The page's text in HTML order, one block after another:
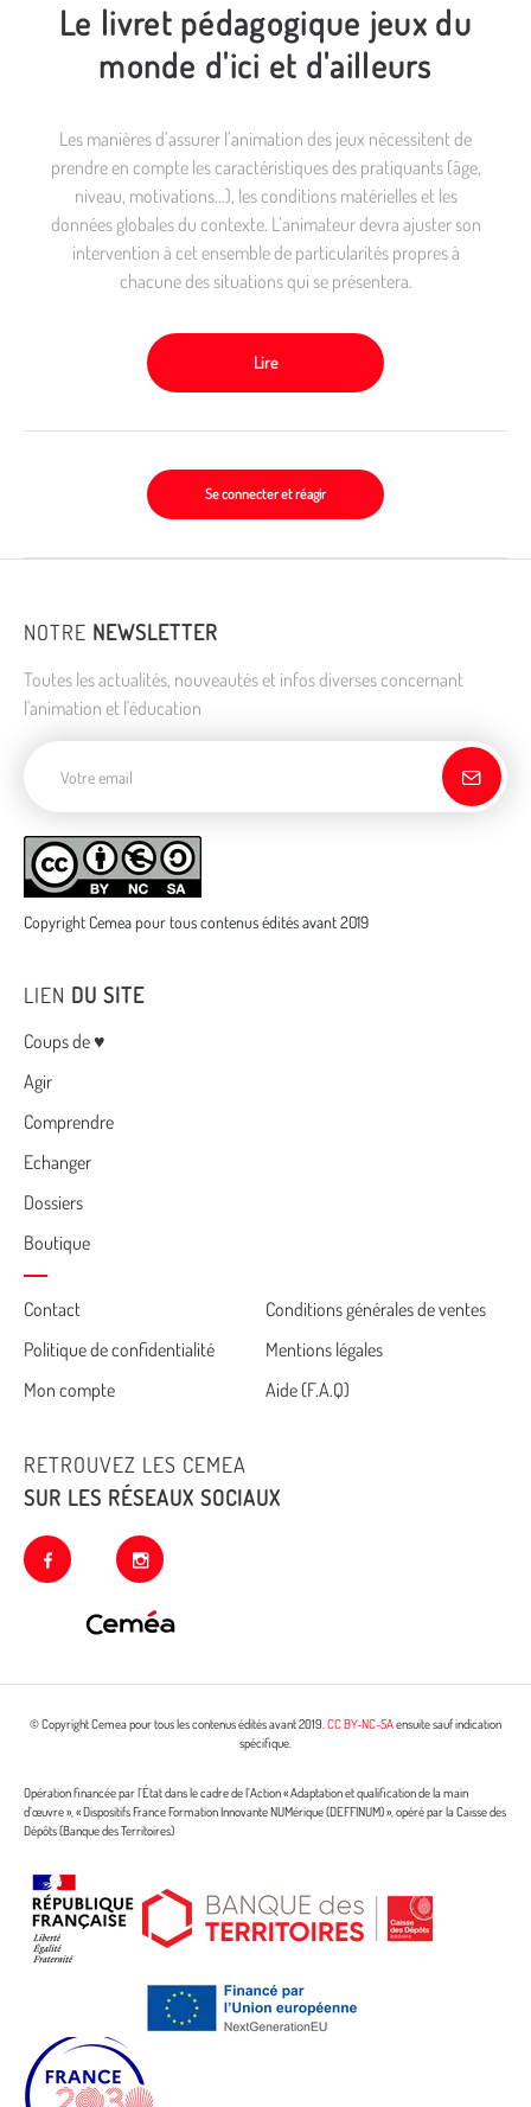
Le livret pédagogique jeux du
monde d'ici et d'ailleurs
Les manières d’assurer l’animation des jeux nécessitent de
prendre en compte les caractéristiques des pratiquants (âge,
niveau, motivations…), les conditions matérielles et les
données globales du contexte. L’animateur devra ajuster son
intervention à cet ensemble de particularités propres à
chacune des situations qui se présentera.
Lire
Se connecter et réagir
NOTRE NEWSLETTER
Toutes les actualités, nouveautés et infos diverses concernant
l'animation et l'éducation
Copyright Cemea pour tous contenus édités avant 2019
LIEN DU SITE
Menu
Coups de ♥
Agir
Comprendre
Echanger
Dossiers
Boutique
Cemea
footer
Contact
Conditions générales de ventes
Politique de confidentialité
Mentions légales
Mon compte
Aide (F.A.Q)
RETROUVEZ LES CEMEA
SUR LES RÉSEAUX SOCIAUX
facebook instagram
© Copyright Cemea pour tous les contenus édités avant 2019.CC BY-NC-SAensuite sauf indication
spécifique.
Opération financée par l’État dans le cadre de l’Action « Adaptation et qualification de la main
d’œuvre », « Dispositifs France Formation Innovante NUMérique (DEFFINUM) », opéré par la Caisse des
Dépôts (Banque des Territoires)